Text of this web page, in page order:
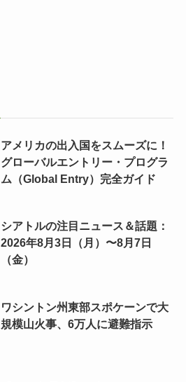
アメリカの出入国をスムーズに！
グローバルエントリー・プログラ
ム（Global Entry）完全ガイド
シアトルの注目ニュース＆話題：
2026年8月3日（月）〜8月7日
（金）
ワシントン州東部スポケーンで大
規模山火事、6万人に避難指示